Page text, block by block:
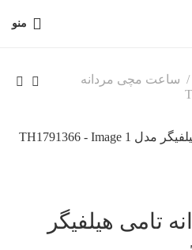
منو
ساعت مچی مردانه
تامی هیلفیگر